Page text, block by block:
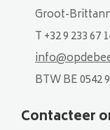
Groot-
T +32 9 233 67
BTW BE 0542
Contacteer